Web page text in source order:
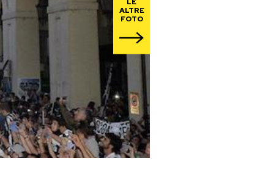
ALTRE
FOTO